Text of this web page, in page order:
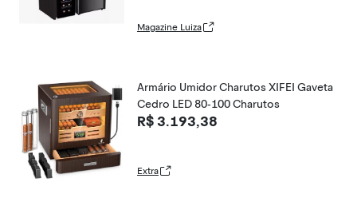
Magazine Luiza
Armário Umidor Charutos XIFEI Gaveta
Cedro LED 80-100 Charutos
R$ 3.193,38
Extra